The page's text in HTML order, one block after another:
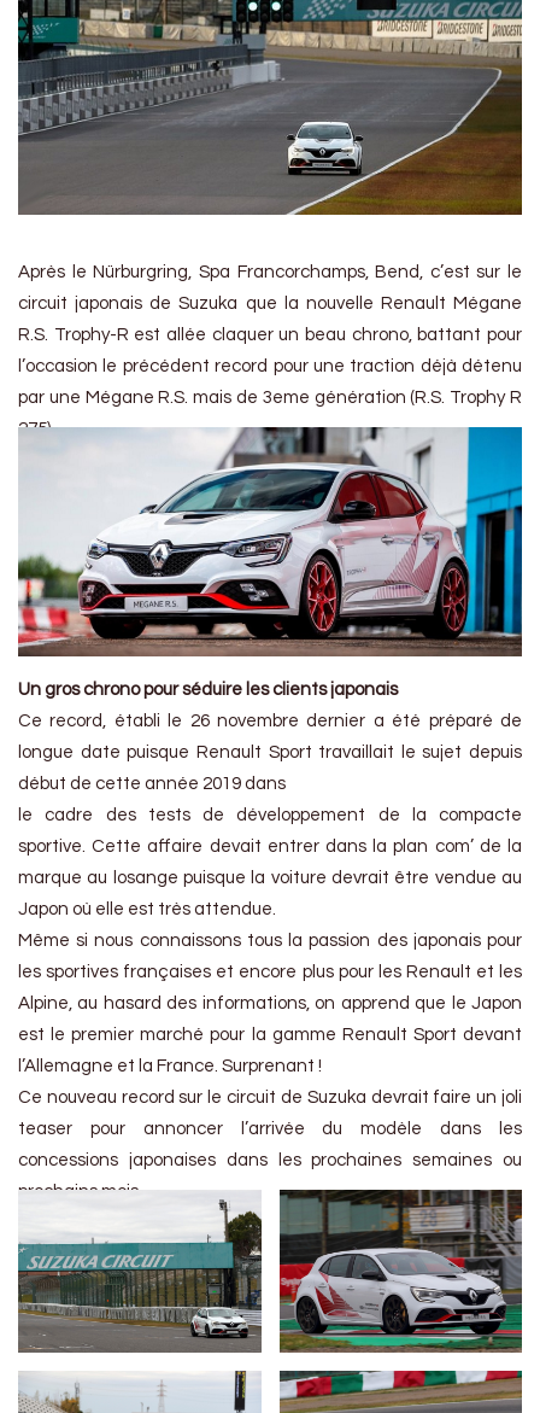
Après le Nürburgring, Spa Francorchamps, Bend, c’est sur le
circuit japonais de Suzuka que la nouvelle Renault Mégane
R.S. Trophy-R est allée claquer un beau chrono, battant pour
l’occasion le précédent record pour une traction déjà détenu
par une Mégane R.S. mais de 3eme génération (R.S. Trophy R
275).
Un gros chrono pour séduire les clients japonais
Ce record, établi le 26 novembre dernier a été préparé de
longue date puisque Renault Sport travaillait le sujet depuis
début de cette année 2019 dans
le cadre des tests de développement de la compacte
sportive. Cette affaire devait entrer dans la plan com’ de la
marque au losange puisque la voiture devrait être vendue au
Japon où elle est très attendue.
Même si nous connaissons tous la passion des japonais pour
les sportives françaises et encore plus pour les Renault et les
Alpine, au hasard des informations, on apprend que le Japon
est le premier marché pour la gamme Renault Sport devant
l’Allemagne et la France. Surprenant !
Ce nouveau record sur le circuit de Suzuka devrait faire un joli
teaser pour annoncer l’arrivée du modèle dans les
concessions japonaises dans les prochaines semaines ou
prochains mois.